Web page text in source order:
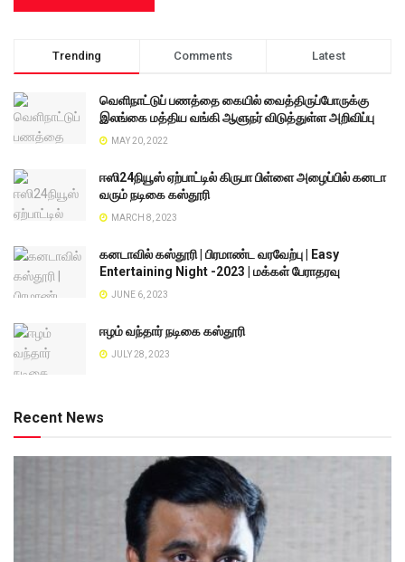
Trending Comments Latest
வெளிநாட்டுப் பணத்தை கையில் வைத்திருப்போருக்கு
இலங்கை மத்திய வங்கி ஆளுநர் விடுத்துள்ள அறிவிப்பு
MAY 20, 2022
ஈஸி24நியூஸ் ஏற்பாட்டில் கிருபா பிள்ளை அழைப்பில் கனடா
வரும் நடிகை கஸ்தூரி
MARCH 8, 2023
கனடாவில் கஸ்தூரி | பிரமாண்ட வரவேற்பு | Easy
Entertaining Night -2023 | மக்கள் பேராதரவு
JUNE 6, 2023
ஈழம் வந்தார் நடிகை கஸ்தூரி
JULY 28, 2023
Recent News